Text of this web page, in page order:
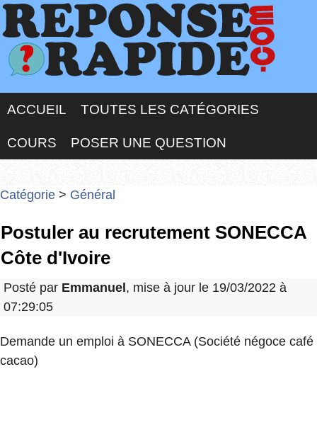
ACCUEIL TOUTES LES CATÉGORIES
COURS POSER UNE QUESTION
Catégorie > Général
Postuler au recrutement SONECCA
Côte d'Ivoire
Posté par Emmanuel , mise à jour le 19/03/2022 à
07:29:05
Demande un emploi à SONECCA (Société négoce café
cacao)